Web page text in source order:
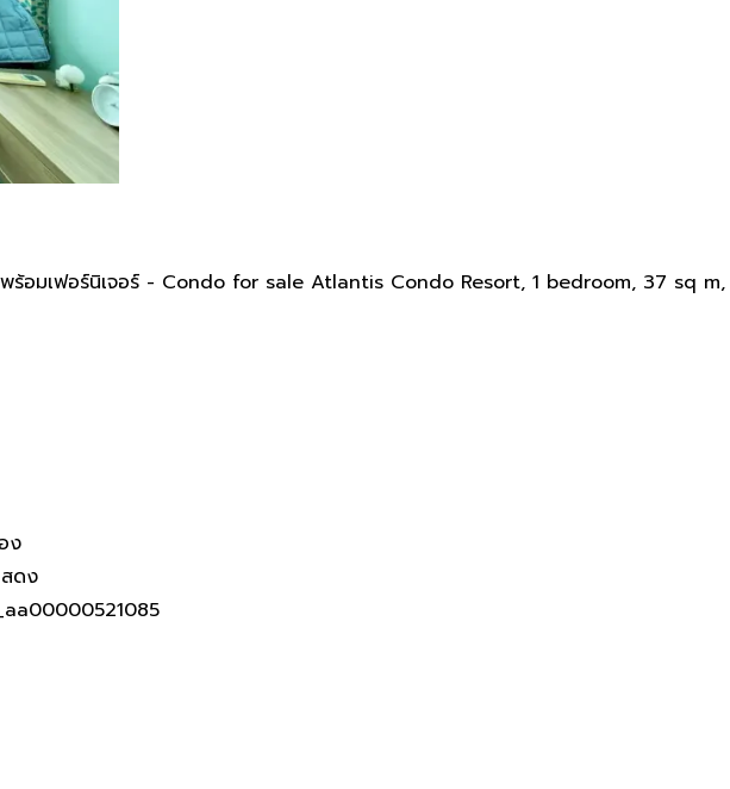
1ห้องนอน 37ตร.ม พร้อมเฟอร์นิ
อมเฟอร์นิเจอร์ - Condo for sale Atlantis Condo Resort, 1 bedroom, 37 sq
ง
ดง